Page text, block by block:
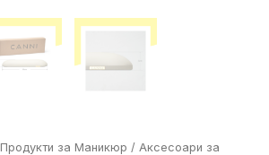
Продукти за Маникюр / Аксесоари за